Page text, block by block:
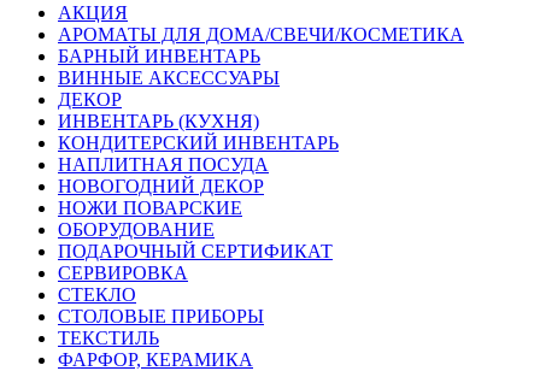
АКЦИЯ
АРОМАТЫ ДЛЯ ДОМА/СВЕЧИ/КОСМЕТИКА
БАРНЫЙ ИНВЕНТАРЬ
ВИННЫЕ АКСЕССУАРЫ
ДЕКОР
ИНВЕНТАРЬ (КУХНЯ)
КОНДИТЕРСКИЙ ИНВЕНТАРЬ
НАПЛИТНАЯ ПОСУДА
НОВОГОДНИЙ ДЕКОР
НОЖИ ПОВАРСКИЕ
ОБОРУДОВАНИЕ
ПОДАРОЧНЫЙ СЕРТИФИКАТ
СЕРВИРОВКА
СТЕКЛО
СТОЛОВЫЕ ПРИБОРЫ
ТЕКСТИЛЬ
ФАРФОР, КЕРАМИКА